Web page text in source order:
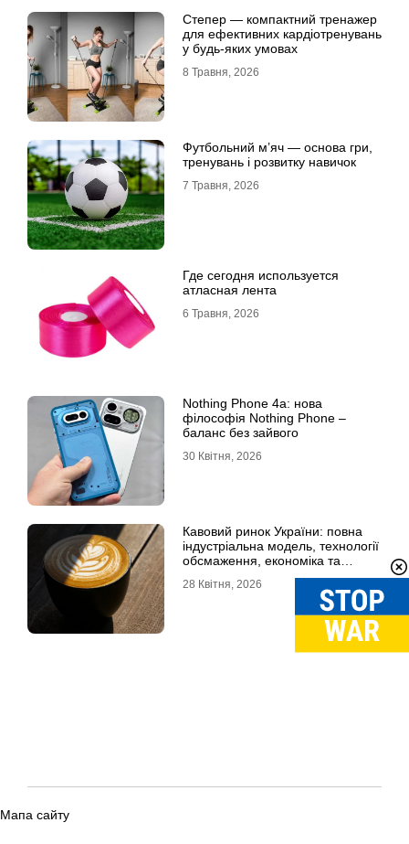
Степер — компактний тренажер
для ефективних кардіотренувань
у будь-яких умовах
8 Травня, 2026
Футбольний м’яч — основа гри,
тренувань і розвитку навичок
7 Травня, 2026
Где сегодня используется
атласная лента
6 Травня, 2026
Nothing Phone 4a: нова
філософія Nothing Phone –
баланс без зайвого
30 Квітня, 2026
Кавовий ринок України: повна
індустріальна модель, технології
обсмаження, економіка та
28 Квітня, 2026
Мапа сайту